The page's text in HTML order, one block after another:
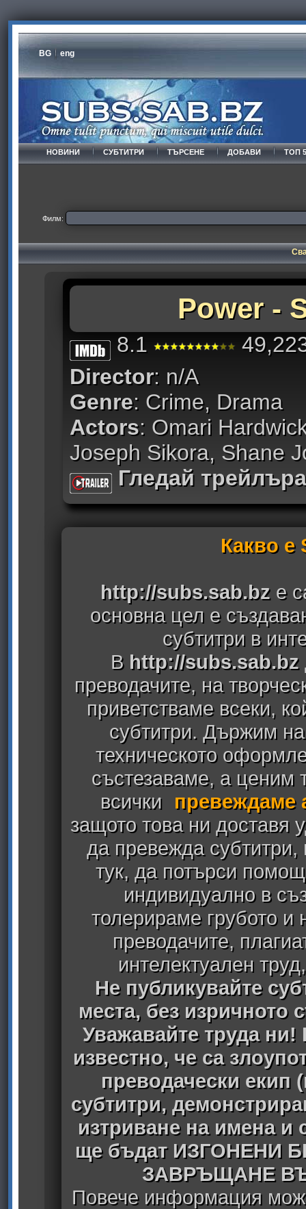
BG eng
НОВИНИ СУБТИТРИ ТЪРСЕНЕ ДОБАВИ ТОП
Филм:
Power -
8.1
Director: n/A
Genre: Crime, Drama
Actors: Omari
Joseph Sikora, Shane
Гледай трейлъра
Какво е
http://subs.sab.bz е
основна цел е
субтитри в
В http://subs.sab.bz
преводачите, на
приветстваме всеки,
субтитри. Държим
техническото
състезаваме, а ценим
всички
превеждаме
защото това ни доставя
да превежда
тук, да потърси
индивидуално в
толерираме грубото
преводачите,
интелектуален
Не публикувайте
места, без изричното
Уважавайте труда ни!
известно, че са
преводачески екип
субтитри,
изтриване на имена
ще бъдат ИЗГОНЕНИ
ЗАВРЪЩАНЕ
Повече информация